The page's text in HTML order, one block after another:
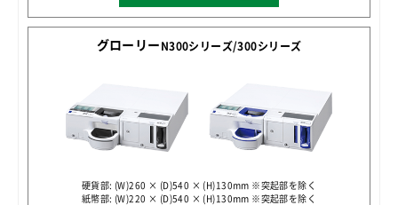
グローリー N300シリーズ/300シリーズ
硬貨部: (W)260 × (D)540 × (H)130mm ※突起部を除く
紙幣部: (W)220 × (D)540 × (H)130mm ※突起部を除く